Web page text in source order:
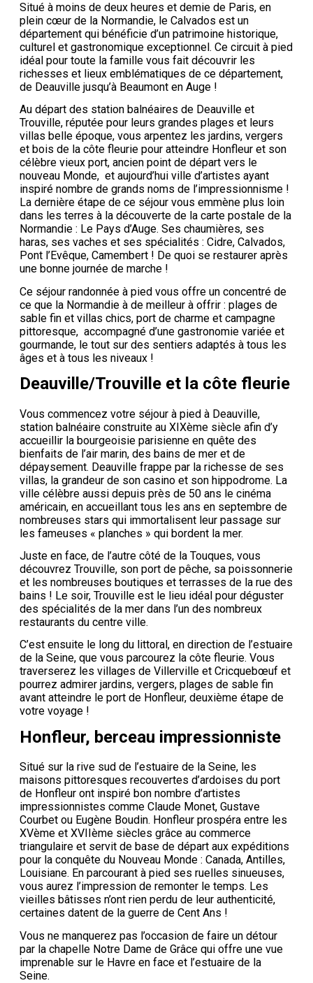
Situé à moins de deux heures et demie de Paris, en
plein cœur de la Normandie, le Calvados est un
département qui bénéficie d’un patrimoine historique,
culturel et gastronomique exceptionnel. Ce circuit à pied
idéal pour toute la famille vous fait découvrir les
richesses et lieux emblématiques de ce département,
de Deauville jusqu’à Beaumont en Auge !
Au départ des station balnéaires de Deauville et
Trouville, réputée pour leurs grandes plages et leurs
villas belle époque, vous arpentez les jardins, vergers
et bois de la côte fleurie pour atteindre Honfleur et son
célèbre vieux port, ancien point de départ vers le
nouveau Monde, et aujourd’hui ville d’artistes ayant
inspiré nombre de grands noms de l’impressionnisme !
La dernière étape de ce séjour vous emmène plus loin
dans les terres à la découverte de la carte postale de la
Normandie : Le Pays d’Auge. Ses chaumières, ses
haras, ses vaches et ses spécialités : Cidre, Calvados,
Pont l’Evêque, Camembert ! De quoi se restaurer après
une bonne journée de marche !
Ce séjour randonnée à pied vous offre un concentré de
ce que la Normandie à de meilleur à offrir : plages de
sable fin et villas chics, port de charme et campagne
pittoresque, accompagné d’une gastronomie variée et
gourmande, le tout sur des sentiers adaptés à tous les
âges et à tous les niveaux !
Deauville/Trouville et la côte fleurie
Vous commencez votre séjour à pied à Deauville,
station balnéaire construite au XIXème siècle afin d’y
accueillir la bourgeoisie parisienne en quête des
bienfaits de l’air marin, des bains de mer et de
dépaysement. Deauville frappe par la richesse de ses
villas, la grandeur de son casino et son hippodrome. La
ville célèbre aussi depuis près de 50 ans le cinéma
américain, en accueillant tous les ans en septembre de
nombreuses stars qui immortalisent leur passage sur
les fameuses « planches » qui bordent la mer.
Juste en face, de l’autre côté de la Touques, vous
découvrez Trouville, son port de pêche, sa poissonnerie
et les nombreuses boutiques et terrasses de la rue des
bains ! Le soir, Trouville est le lieu idéal pour déguster
des spécialités de la mer dans l’un des nombreux
restaurants du centre ville.
C’est ensuite le long du littoral, en direction de l’estuaire
de la Seine, que vous parcourez la côte fleurie. Vous
traverserez les villages de Villerville et Cricquebœuf et
pourrez admirer jardins, vergers, plages de sable fin
avant atteindre le port de Honfleur, deuxième étape de
votre voyage !
Honfleur, berceau impressionniste
Situé sur la rive sud de l’estuaire de la Seine, les
maisons pittoresques recouvertes d’ardoises du port
de Honfleur ont inspiré bon nombre d’artistes
impressionnistes comme Claude Monet, Gustave
Courbet ou Eugène Boudin. Honfleur prospéra entre les
XVème et XVIIème siècles grâce au commerce
triangulaire et servit de base de départ aux expéditions
pour la conquête du Nouveau Monde : Canada, Antilles,
Louisiane. En parcourant à pied ses ruelles sinueuses,
vous aurez l’impression de remonter le temps. Les
vieilles bâtisses n’ont rien perdu de leur authenticité,
certaines datent de la guerre de Cent Ans !
Vous ne manquerez pas l’occasion de faire un détour
par la chapelle Notre Dame de Grâce qui offre une vue
imprenable sur le Havre en face et l’estuaire de la
Seine.